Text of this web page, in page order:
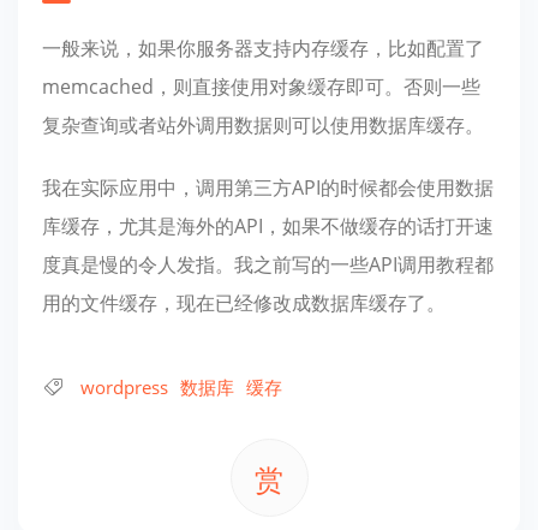
一般来说，如果你服务器支持内存缓存，比如配置了
memcached，则直接使用对象缓存即可。否则一些
复杂查询或者站外调用数据则可以使用数据库缓存。
我在实际应用中，调用第三方API的时候都会使用数据
库缓存，尤其是海外的API，如果不做缓存的话打开速
度真是慢的令人发指。我之前写的一些API调用教程都
用的文件缓存，现在已经修改成数据库缓存了。
wordpress 数据库 缓存
赏